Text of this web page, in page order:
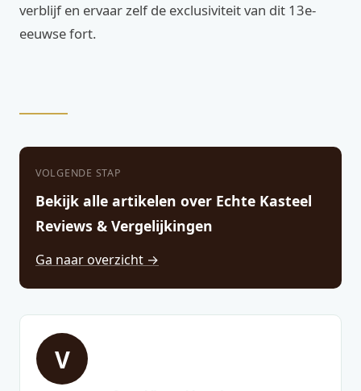
verblijf en ervaar zelf de exclusiviteit van dit 13e-
eeuwse fort.
VOLGENDE STAP
Bekijk alle artikelen over Echte Kasteel
Reviews & Vergelijkingen
Ga naar overzicht →
V